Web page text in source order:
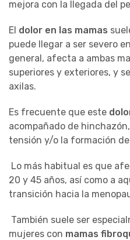
mejora con la llegada del
El dolor en las mamas
puede llegar a ser severo
general, afecta a ambas
superiores y exteriores, y
axilas.
Es frecuente que este
acompañado de
tensión y/o la formación de
Lo más habitual es que
20 y 45 años, así como a
transición hacia la
También suele ser
mujeres con mamas